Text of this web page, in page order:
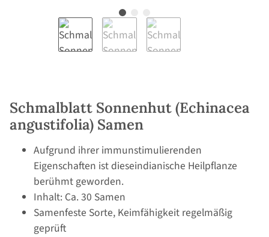
Schmalblatt Sonnenhut (Echinacea
angustifolia) Samen
Aufgrund ihrer immunstimulierenden
Eigenschaften ist dieseindianische Heilpflanze
berühmt geworden.
Inhalt: Ca. 30 Samen
Samenfeste Sorte, Keimfähigkeit regelmäßig
geprüft